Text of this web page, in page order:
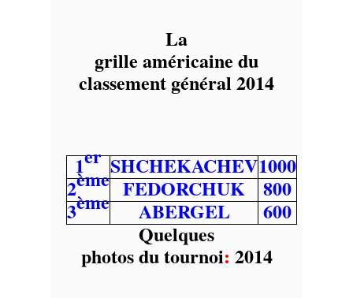
La
grille américaine du
classement général 2014
1er SHCHEKACHEV1000
2ème FEDORCHUK
800
3ème ABERGEL
600
Quelques
photos du tournoi: 2014